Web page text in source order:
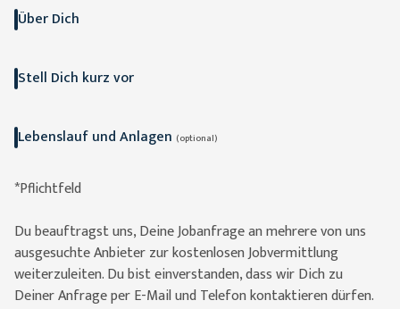
Über Dich
Stell Dich kurz vor
Lebenslauf und Anlagen (optional)
*Pflichtfeld
Du beauftragst uns, Deine Jobanfrage an mehrere von uns
ausgesuchte Anbieter zur kostenlosen Jobvermittlung
weiterzuleiten. Du bist einverstanden, dass wir Dich zu
Deiner Anfrage per E-Mail und Telefon kontaktieren dürfen.